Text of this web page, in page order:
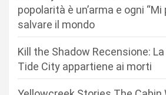
popolarità è un’arma e ogni “Mi
salvare il mondo
Kill the Shadow Recensione:
Tide City appartiene ai morti